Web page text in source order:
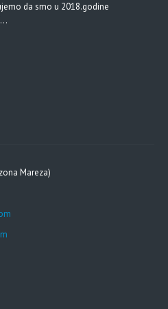
da smo u 2018.godine
Mareza)